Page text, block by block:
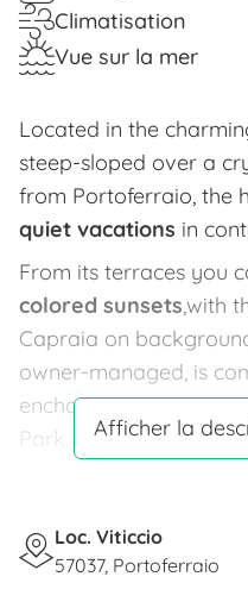
Climatisation
Vue sur la mer
Located in the
steep-sloped over a
from Portoferraio, the
quiet vacations in
From its terraces you
colored sunsets,with
Capraia on
owner-managed, is
enchanting natural
Park.
indipendent access,
shower, tv color,
Afficher la
Loc. Viticcio
57037, Portoferraio